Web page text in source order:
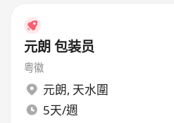
元朗 包装员
粤徽
元朗, 天水圍
5天/週